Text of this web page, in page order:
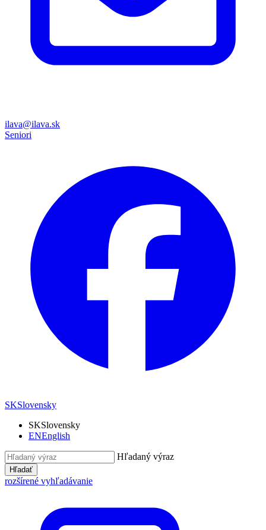
ilava@ilava.sk
Seniori
SKSlovensky
SKSlovensky
ENEnglish
Hľadaný výraz
Hľadať
rozšírené vyhľadávanie